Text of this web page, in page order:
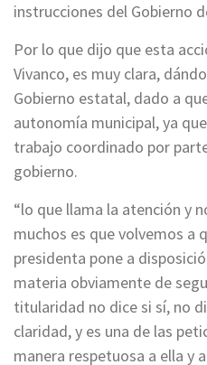
instrucciones del Gobierno
Por lo que dijo que esta
Vivanco, es muy clara,
Gobierno estatal, dado a
autonomía municipal, ya
trabajo coordinado por
gobierno.
“lo que llama la atención y
muchos es que volvemos a
presidenta pone a
materia obviamente de
titularidad no dice si sí, no
claridad, y es una de las
manera respetuosa a ella y